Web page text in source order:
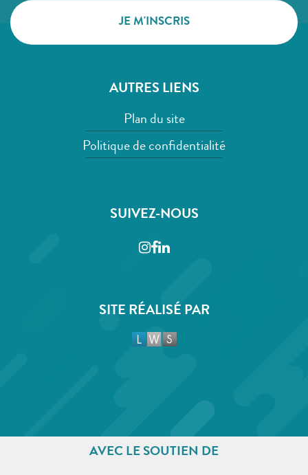
AUTRES LIENS
Plan du site
Politique de confidentialité
SUIVEZ-NOUS
Instagram
Facebook
LinkedIn
SITE RÉALISÉ PAR
AVEC LE SOUTIEN DE